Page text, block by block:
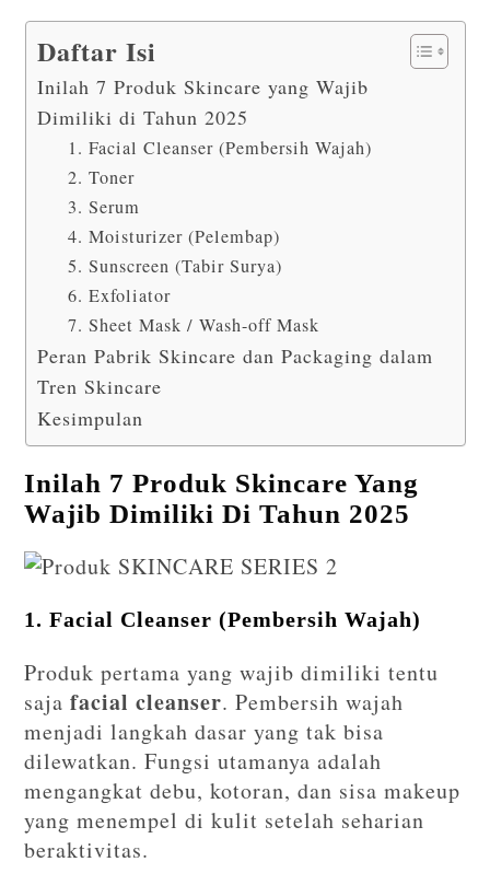
Daftar Isi
Inilah 7 Produk Skincare yang Wajib
Dimiliki di Tahun 2025
1. Facial Cleanser (Pembersih Wajah)
2. Toner
3. Serum
4. Moisturizer (Pelembap)
5. Sunscreen (Tabir Surya)
6. Exfoliator
7. Sheet Mask / Wash-off Mask
Peran Pabrik Skincare dan Packaging dalam
Tren Skincare
Kesimpulan
Inilah 7 Produk Skincare Yang
Wajib Dimiliki Di Tahun 2025
1. Facial Cleanser (Pembersih Wajah)
Produk pertama yang wajib dimiliki tentu
sajafacial cleanser. Pembersih wajah
menjadi langkah dasar yang tak bisa
dilewatkan. Fungsi utamanya adalah
mengangkat debu, kotoran, dan sisa makeup
yang menempel di kulit setelah seharian
beraktivitas.